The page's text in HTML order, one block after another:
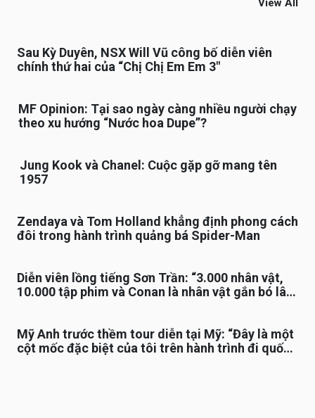
View All
Sau Kỳ Duyên, NSX Will Vũ công bố diễn viên
chính thứ hai của “Chị Chị Em Em 3″
MF Opinion: Tại sao ngày càng nhiều người chạy
theo xu hướng “Nước hoa Dupe”?
Jung Kook và Chanel: Cuộc gặp gỡ mang tên
1957
Zendaya và Tom Holland khẳng định phong cách
đôi trong hành trình quảng bá Spider-Man
Diễn viên lồng tiếng Sơn Trần: “3.000 nhân vật,
10.000 tập phim và Conan là nhân vật gắn bó lâu
Mỹ Anh trước thềm tour diễn tại Mỹ: “Đây là một
cột mốc đặc biệt của tôi trên hành trình đi quốc